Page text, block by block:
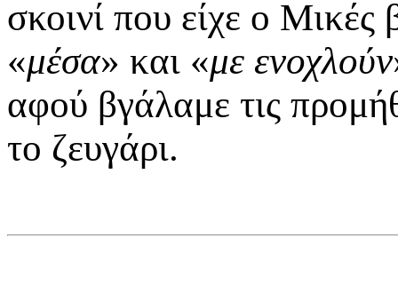
σκοινί που είχε ο Μικές
«μέσα» και «με ενοχλούν
αφού βγάλαμε τις
το ζευγάρι.